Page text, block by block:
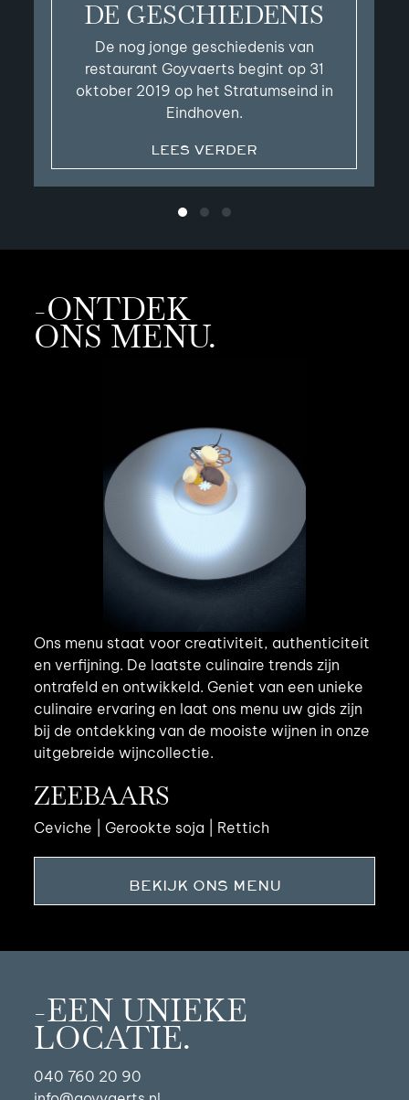
DE GESCHIEDENIS
De nog jonge geschiedenis van
restaurant Goyvaerts begint op 31
oktober 2019 op het Stratumseind in
Eindhoven.
LEES VERDER
-ONTDEK
ONS MENU.
Ons menu staat voor creativiteit, authenticiteit
en verfijning. De laatste culinaire trends zijn
ontrafeld en ontwikkeld. Geniet van een unieke
culinaire ervaring en laat ons menu uw gids zijn
bij de ontdekking van de mooiste wijnen in onze
uitgebreide wijncollectie.
ZEEBAARS
Ceviche | Gerookte soja | Rettich
BEKIJK ONS MENU
-EEN UNIEKE
LOCATIE.
040 760 20 90